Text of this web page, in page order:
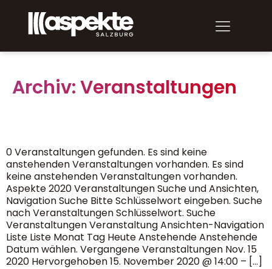
Archiv:Veranstaltungen
0 Veranstaltungen gefunden. Es sind keine
anstehenden Veranstaltungen vorhanden. Es sind
keine anstehenden Veranstaltungen vorhanden.
Aspekte 2020 Veranstaltungen Suche und Ansichten,
Navigation Suche Bitte Schlüsselwort eingeben. Suche
nach Veranstaltungen Schlüsselwort. Suche
Veranstaltungen Veranstaltung Ansichten-Navigation
Liste Liste Monat Tag Heute Anstehende Anstehende
Datum wählen. Vergangene Veranstaltungen Nov. 15
2020 Hervorgehoben 15. November 2020 @ 14:00 – […]